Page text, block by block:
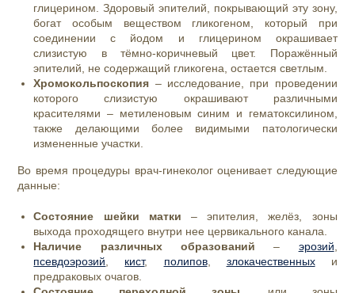
глицерином. Здоровый эпителий, покрывающий эту зону,
богат особым веществом гликогеном, который при
соединении с йодом и глицерином окрашивает
слизистую в тёмно-коричневый цвет. Поражённый
эпителий, не содержащий гликогена, остается светлым.
Хромокольпоскопия – исследование, при проведении
которого слизистую окрашивают различными
красителями – метиленовым синим и гематоксилином,
также делающими более видимыми патологически
измененные участки.
Во время процедуры врач-гинеколог оценивает следующие
данные:
Состояние шейки матки – эпителия, желёз, зоны
выхода проходящего внутри нее цервикального канала.
Наличие различных образований – эрозий
псевдоэрозий
кист, полипов, злокачественныхи
предраковых очагов.